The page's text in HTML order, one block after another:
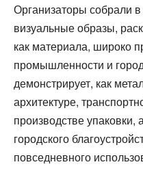
Организаторы собрали
визуальные образы,
как материала, широко
промышленности и
демонстрирует, как
архитектуре,
производстве упаковки,
городского
повседневного